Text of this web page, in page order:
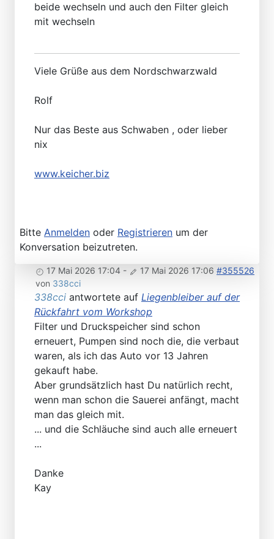
beide wechseln und auch den Filter gleich
mit wechseln
Viele Grüße aus dem Nordschwarzwald
Rolf
Nur das Beste aus Schwaben , oder lieber
nix
www.keicher.biz
Bitte Anmelden oder Registrieren um der
Konversation beizutreten.
17 Mai 2026 17:04 - 17 Mai 2026 17:06 #355526
von 338cci
338cci antwortete auf Liegenbleiber auf der
Rückfahrt vom Workshop
Filter und Druckspeicher sind schon
erneuert, Pumpen sind noch die, die verbaut
waren, als ich das Auto vor 13 Jahren
gekauft habe.
Aber grundsätzlich hast Du natürlich recht,
wenn man schon die Sauerei anfängt, macht
man das gleich mit.
... und die Schläuche sind auch alle erneuert
...
Danke
Kay